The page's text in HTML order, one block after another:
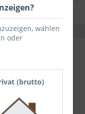
wählen
oder
(brutto)